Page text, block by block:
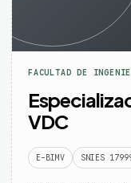
FACULTAD DE
VDC
E-BIMV SNIES